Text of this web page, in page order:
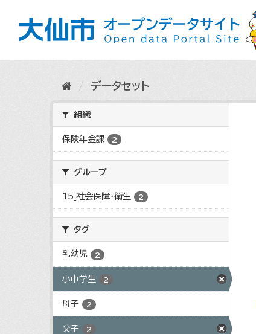
データセット
組織
保険年金課 2
グループ
15_社会保障・衛生 2
タグ
乳幼児 2
小中学生 2
母子 2
父子 2